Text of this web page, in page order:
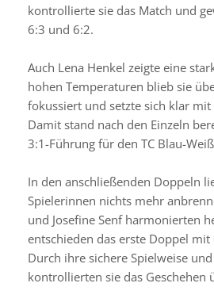
kontrollierte sie das Match und
6:3 und 6:2.
Auch Lena Henkel zeigte eine
hohen Temperaturen blieb sie
fokussiert und setzte sich klar
Damit stand nach den Einzeln
3:1-Führung für den TC Blau-
In den anschließenden Doppeln
Spielerinnen nichts mehr
und Josefine Senf harmonierten
entschieden das erste Doppel
Durch ihre sichere Spielweise
kontrollierten sie das Geschehen